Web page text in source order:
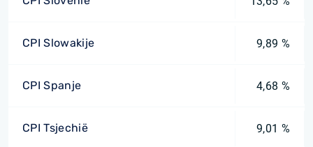
CPI Slowakije 9,89 %
CPI Spanje 4,68 %
CPI Tsjechië 9,01 %